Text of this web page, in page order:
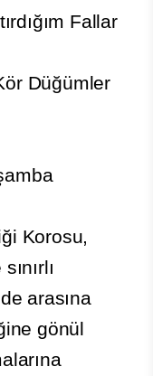
Fallar
Düğümler
Korosu,
arasına
gönül